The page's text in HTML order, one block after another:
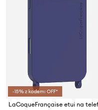
-15% z kodem: OFF*